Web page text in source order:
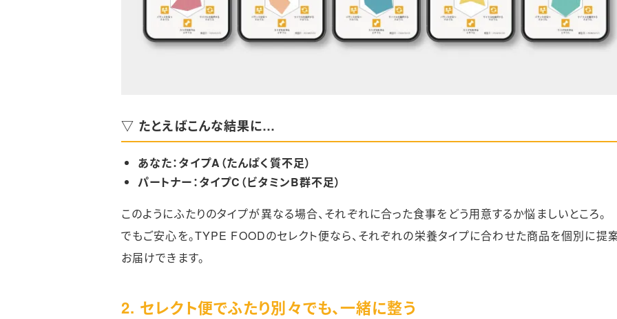
▽ たとえばこんな結果に…
あなた：タイプA（たんぱく質不足）
パートナー：タイプC（ビタミンB群不足）
このようにふたりのタイプが異なる場合、それぞれに合った食事をどう用意するか悩ましいところ。
でもご安心を。TYPE FOODのセレクト便なら、それぞれの栄養タイプに合わせた商品を個別に提
お届けできます。
2. セレクト便でふたり別々でも、一緒に整う